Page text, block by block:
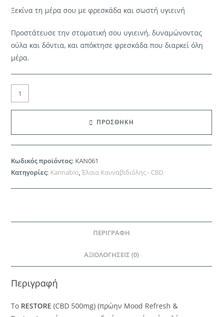
€25.40.
Ξεκίνα τη μέρα σου με φρεσκάδα και σωστή υγιεινή
Προστάτευσε την στοματική σου υγιεινή, δυναμώνοντας
ούλα και δόντια, και απόκτησε φρεσκάδα που διαρκεί όλη
μέρα.
KANNABIO
|
Εκχυλίσματα
βοτάνων
+
ΠΡΟΣΘΗΚΗ
Κωδικός προϊόντος: KAN061
Κατηγορίες: Kannabio,Έλαια Κανναβιδιόλης - CBD
ΠΕΡΙΓΡΑΦΉ
ΑΞΙΟΛΟΓΉΣΕΙΣ (0)
Περιγραφή
Το RESTORE (CBD 500mg) (πρώην Mood Refresh &